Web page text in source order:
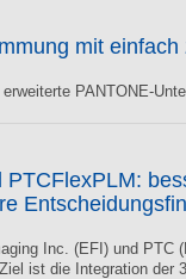
mit einfach
PANTONE-
Inc. (EFI) und PTC
ist die Integration der